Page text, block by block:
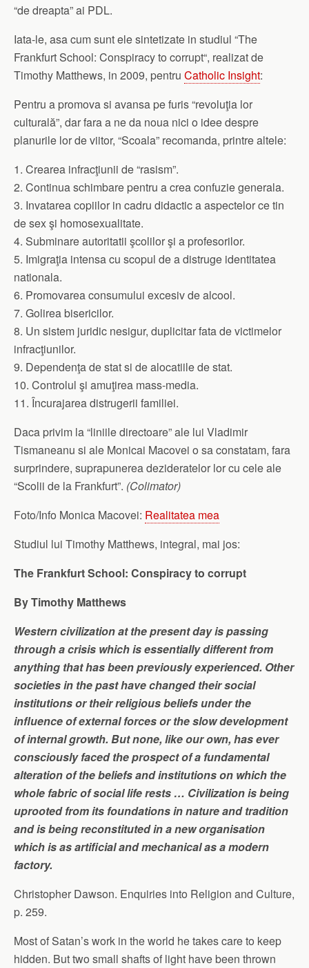
“de dreapta” ai PDL.
Iata-le, asa cum sunt ele sintetizate in studiul “The
Frankfurt School: Conspiracy to corrupt“, realizat de
Timothy Matthews, in 2009, pentru Catholic Insight:
Pentru a promova si avansa pe furis “revoluţia lor
culturală”, dar fara a ne da noua nici o idee despre
planurile lor de viitor, “Scoala” recomanda, printre altele:
1. Crearea infracţiunii de “rasism”.
2. Continua schimbare pentru a crea confuzie generala.
3. Invatarea copiilor in cadru didactic a aspectelor ce tin
de sex şi homosexualitate.
4. Subminare autoritatii şcolilor şi a profesorilor.
5. Imigraţia intensa cu scopul de a distruge identitatea
nationala.
6. Promovarea consumului excesiv de alcool.
7. Golirea bisericilor.
8. Un sistem juridic nesigur, duplicitar fata de victimelor
infracţiunilor.
9. Dependenţa de stat si de alocatiile de stat.
10. Controlul şi amuţirea mass-media.
11. Încurajarea distrugerii familiei.
Daca privim la “liniile directoare” ale lui Vladimir
Tismaneanu si ale Monicai Macovei o sa constatam, fara
surprindere, suprapunerea dezideratelor lor cu cele ale
“Scolii de la Frankfurt”. (Colimator)
Foto/Info Monica Macovei: Realitatea mea
Studiul lui Timothy Matthews, integral, mai jos:
The Frankfurt School: Conspiracy to corrupt
By Timothy Matthews
Western civilization at the present day is passing
through a crisis which is essentially different from
anything that has been previously experienced. Other
societies in the past have changed their social
institutions or their religious beliefs under the
influence of external forces or the slow development
of internal growth. But none, like our own, has ever
consciously faced the prospect of a fundamental
alteration of the beliefs and institutions on which the
whole fabric of social life rests … Civilization is being
uprooted from its foundations in nature and tradition
and is being reconstituted in a new organisation
which is as artificial and mechanical as a modern
factory.
Christopher Dawson. Enquiries into Religion and Culture,
p. 259.
Most of Satan’s work in the world he takes care to keep
hidden. But two small shafts of light have been thrown